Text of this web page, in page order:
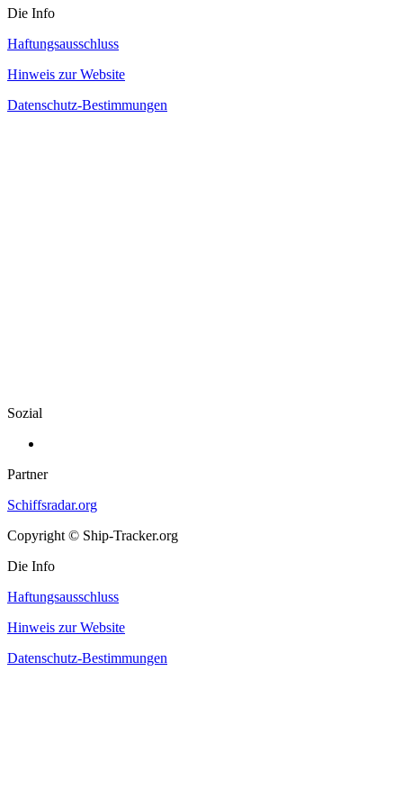
Die Info
Haftungsausschluss
Hinweis zur Website
Datenschutz-Bestimmungen
Sozial
Partner
Schiffsradar.org
Copyright © Ship-Tracker.org
Die Info
Haftungsausschluss
Hinweis zur Website
Datenschutz-Bestimmungen